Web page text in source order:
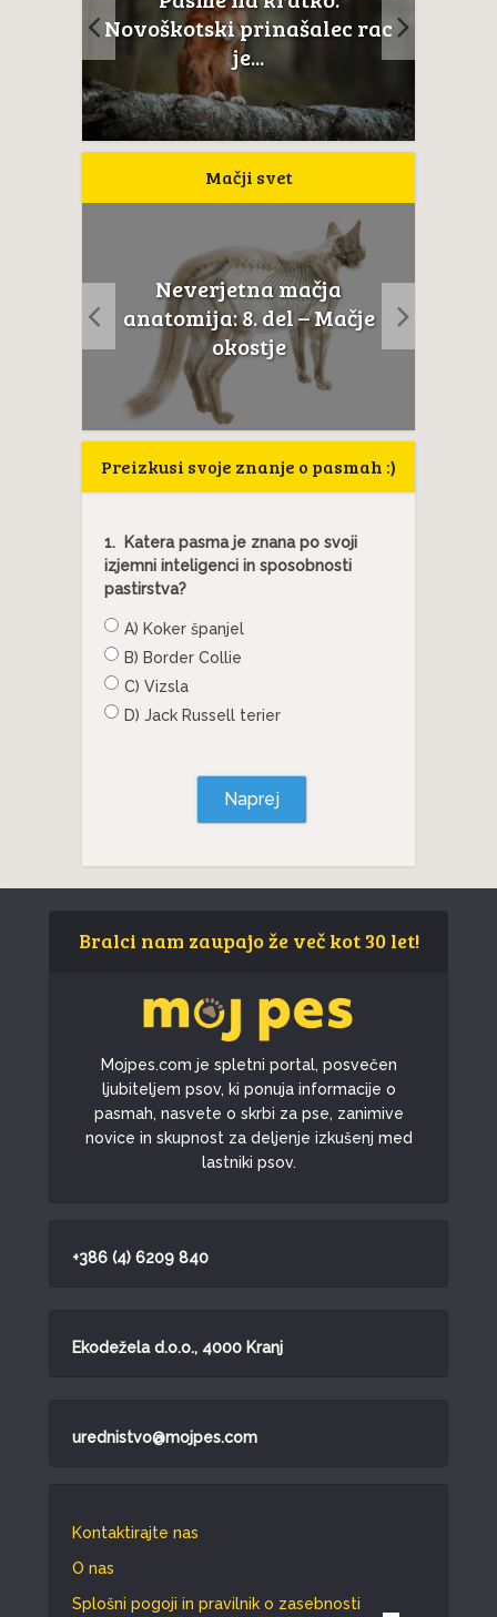
Novoškotski prinašalec rac
je...
Mačji svet
Neverjetna mačja
anatomija: 8. del – Mačje
okostje
Preizkusi svoje znanje o pasmah :)
1.
Katera pasma je znana po svoji
izjemni inteligenci in sposobnosti
pastirstva?
A) Koker španjel
B) Border Collie
C) Vizsla
D) Jack Russell terier
Naprej
Bralci nam zaupajo že več kot 30 let!
Mojpes.com je spletni portal, posvečen
ljubiteljem psov, ki ponuja informacije o
pasmah, nasvete o skrbi za pse, zanimive
novice in skupnost za deljenje izkušenj med
lastniki psov.
+386 (4) 6209 840
Ekodežela d.o.o., 4000 Kranj
urednistvo@mojpes.com
Kontaktirajte nas
O nas
Splošni pogoji in pravilnik o zasebnosti